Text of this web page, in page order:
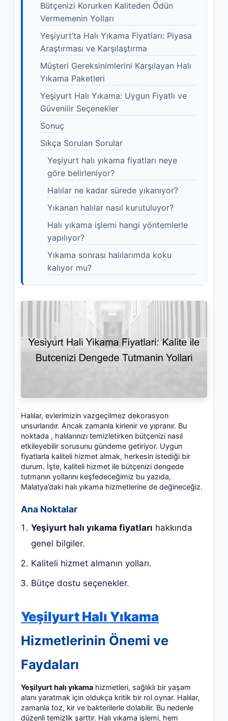
Bütçenizi Korurken Kaliteden Ödün
Vermemenin Yolları
Yeşiyurt’ta Halı Yıkama Fiyatları: Piyasa
Araştırması ve Karşılaştırma
Müşteri Gereksinimlerini Karşılayan Halı
Yıkama Paketleri
Yeşiyurt Halı Yıkama: Uygun Fiyatlı ve
Güvenilir Seçenekler
Sonuç
Sıkça Sorulan Sorular
Yeşiyurt halı yıkama fiyatları neye
göre belirleniyor?
Halılar ne kadar sürede yıkanıyor?
Yıkanan halılar nasıl kurutuluyor?
Halı yıkama işlemi hangi yöntemlerle
yapılıyor?
Yıkama sonrası halılarımda koku
kalıyor mu?
Halılar, evlerimizin vazgeçilmez dekorasyon
unsurlarıdır. Ancak zamanla kirlenir ve yıpranır. Bu
noktada , halılarınızı temizletirken bütçenizi nasıl
etkileyebilir sorusunu gündeme getiriyor. Uygun
fiyatlarla kaliteli hizmet almak, herkesin istediği bir
durum. İşte, kaliteli hizmet ile bütçenizi dengede
tutmanın yollarını keşfedeceğimiz bu yazıda,
Malatya’daki halı yıkama hizmetlerine de değineceğiz.
Ana Noktalar
Yeşiyurt halı yıkama fiyatları hakkında
genel bilgiler.
Kaliteli hizmet almanın yolları.
Bütçe dostu seçenekler.
Yeşilyurt Halı Yıkama
Hizmetlerinin Önemi ve
Faydaları
Yeşilyurt halı yıkama hizmetleri, sağlıklı bir yaşam
alanı yaratmak için oldukça kritik bir rol oynar. Halılar,
zamanla toz, kir ve bakterilerle dolabilir. Bu nedenle
düzenli temizlik şarttır. Halı yıkama işlemi, hem